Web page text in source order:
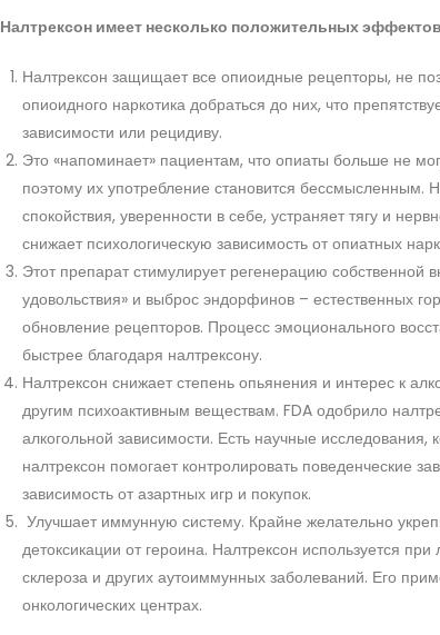
Налтрексон имеет несколько положительных
Налтрексон защищает все опиоидные рецепторы, не
опиоидного наркотика добраться до них, что
зависимости или рецидиву.
Это «напоминает» пациентам, что опиаты больше не
поэтому их употребление становится бессмысленным.
спокойствия, уверенности в себе, устраняет тягу и
снижает психологическую зависимость от опиатных
Этот препарат стимулирует регенерацию собственной
удовольствия» и выброс эндорфинов – естественных
обновление рецепторов. Процесс эмоционального
быстрее благодаря налтрексону.
Налтрексон снижает степень опьянения и интерес к
другим психоактивным веществам. FDA одобрило
алкогольной зависимости. Есть научные исследования,
налтрексон помогает контролировать поведенческие
зависимость от азартных игр и покупок.
Улучшает иммунную систему. Крайне желательно
детоксикации от героина. Налтрексон используется
склероза и других аутоиммунных заболеваний. Его
онкологических центрах.